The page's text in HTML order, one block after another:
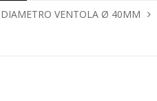
DIAMETRO VENTOLA Ø 40MM